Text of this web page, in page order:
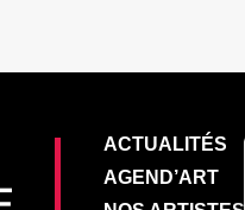
ACTUALITÉS
AGEND’ART